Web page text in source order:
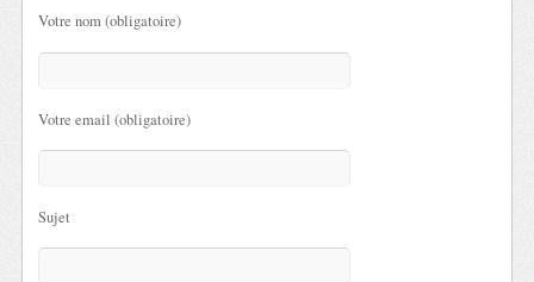
Votre nom (obligatoire)
Votre email (obligatoire)
Sujet